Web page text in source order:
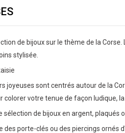
de bijoux sur le thème de la
stylisée.
joyeuses sont centrés autour de la
colorer votre tenue de façon ludique,
sélection de bijoux en argent, plaqués
porte-clés ou des piercings ornés